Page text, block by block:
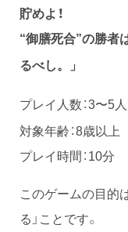
貯めよ！
“御膳死合”の勝
るべし。」
プレイ人数：3〜5人
対象年齢：8歳以上
プレイ時間：10分
このゲームの目的
る」ことです。